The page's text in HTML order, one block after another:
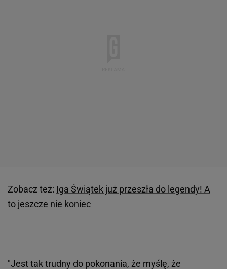
Zobacz też: Iga Świątek już przeszła do legendy! A
to jeszcze nie koniec
"Jest tak trudny do pokonania, że myślę, że